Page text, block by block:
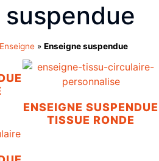
suspendue
Enseigne» Enseigne suspendue
ENSEIGNE SUSPENDUE
TISSUE RONDE